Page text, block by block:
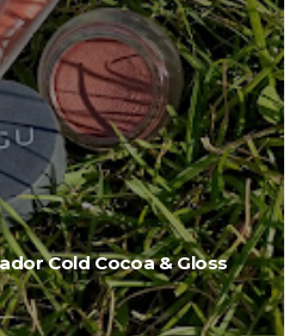
Cold Cocoa & Gloss